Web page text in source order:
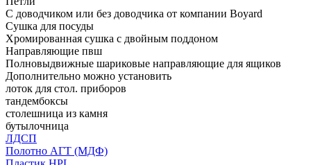
С доводчиком или без доводчика от компании Boyard
Сушка для посуды
Хромированная сушка с двойным поддоном
Направляющие пвш
Полновыдвижные шариковые направляющие для ящиков
Дополнительно можно установить
лоток для стол. приборов
тандембоксы
столешница из камня
бутылочница
ЛДСП
Полотно АГТ (МДФ)